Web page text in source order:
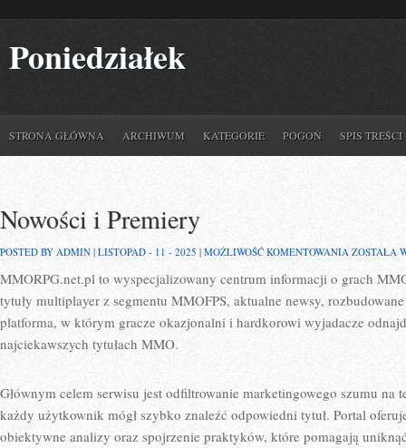
Poniedziałek
STRONA GŁÓWNA ARCHIWUM KATEGORIE POGOŃ SPIS TREŚCI
Nowości i Premiery
POSTED BY ADMIN | LISTOPAD - 11 - 2025 | MOŻLIWOŚĆ KOMENTOWANIA NOWOŚCI
PREMIERY
ZOSTAŁA
MMORPG.net.pl to wyspecjalizowany centrum informacji o grach
tytuły multiplayer z segmentu MMOFPS, aktualne newsy,
platforma, w którym gracze okazjonalni i hardkorowi wyjadacze
najciekawszych tytułach MMO.
Głównym celem serwisu jest odfiltrowanie marketingowego szumu na
każdy użytkownik mógł szybko znaleźć odpowiedni tytuł. Portal
obiektywne analizy oraz spojrzenie praktyków, które pomagają